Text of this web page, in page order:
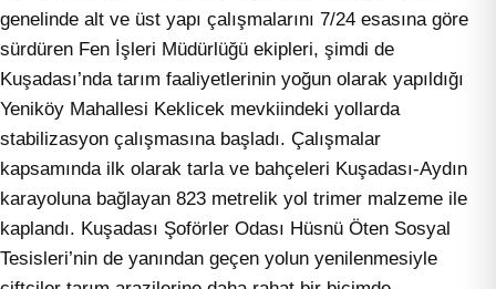
genelinde alt ve üst yapı çalışmalarını 7/24 esasına göre
sürdüren Fen İşleri Müdürlüğü ekipleri, şimdi de
Kuşadası’nda tarım faaliyetlerinin yoğun olarak yapıldığı
Yeniköy Mahallesi Keklicek mevkiindeki yollarda
stabilizasyon çalışmasına başladı. Çalışmalar
kapsamında ilk olarak tarla ve bahçeleri Kuşadası-Aydın
karayoluna bağlayan 823 metrelik yol trimer malzeme ile
kaplandı. Kuşadası Şoförler Odası Hüsnü Öten Sosyal
Tesisleri’nin de yanından geçen yolun yenilenmesiyle